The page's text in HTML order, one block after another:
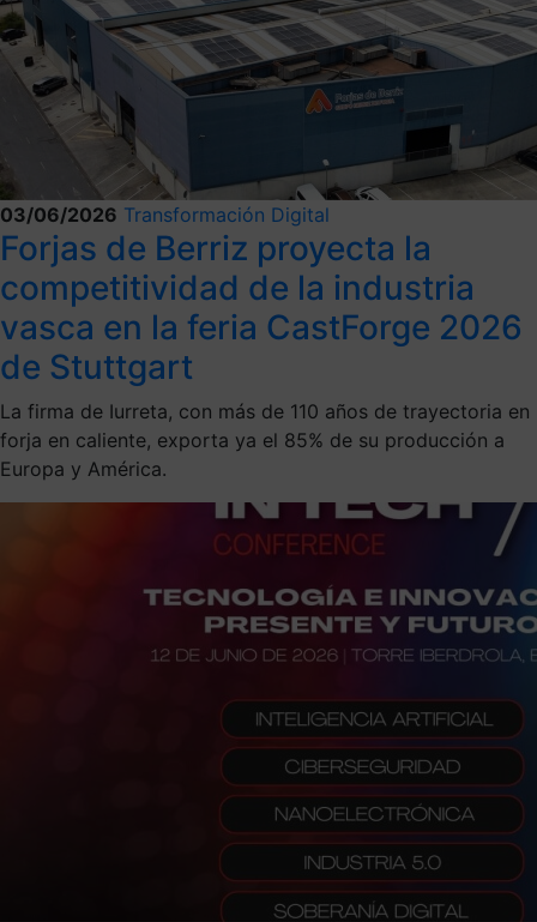
03/06/2026 Transformación Digital
Forjas de Berriz proyecta la
competitividad de la industria
vasca en la feria CastForge 2026
de Stuttgart
La firma de Iurreta, con más de 110 años de trayectoria en
forja en caliente, exporta ya el 85% de su producción a
Europa y América.